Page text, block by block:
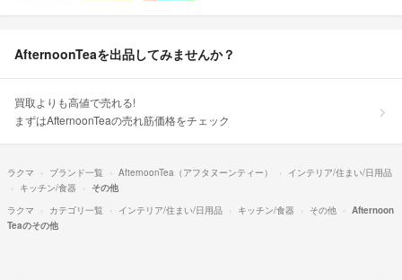
AfternoonTeaを出品してみませんか？
買取よりも高値で売れる!
まずはAfternoonTeaの売れ筋価格をチェック
ラクマ ブランド一覧 AfternoonTea（アフタヌーンティー）
インテリア/住まい/日用品
キッチン/食器
その他
ラクマ
カテゴリ一覧 インテリア/住まい/日用品 キッチン/食器 その他
Afternoon
Teaのその他